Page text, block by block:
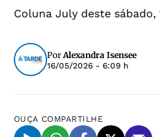
Coluna July deste sábado,
PorAlexandra Isensee
16/05/2026 - 6:09 h
OUÇA COMPARTILHE